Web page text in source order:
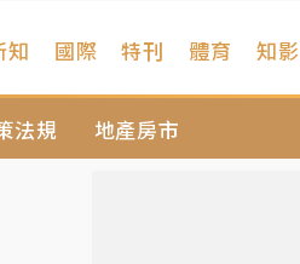
法規 地產房市
知 國際 特刊 體育 知影